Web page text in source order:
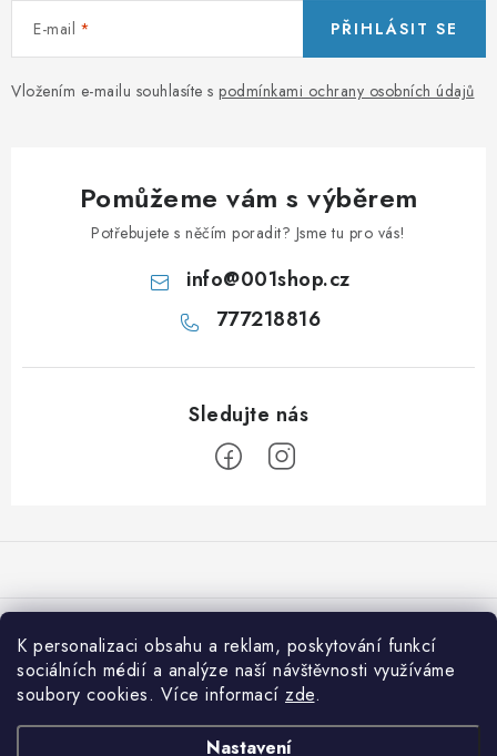
K personalizaci obsahu a reklam, poskytování funkcí
sociálních médií a analýze naší návštěvnosti využíváme
soubory cookies. Více informací zde.
Nastavení
E-mail
Vložením e-mailu souhlasíte s podmínkami ochrany osobních údajů
PŘIHLÁSIT SE
Pomůžeme vám s výběrem
Potřebujete s něčím poradit? Jsme tu pro vás!
info@001shop.cz
777218816
a
Co je nového na 001shop
Shiitake: Královna léčivých hub pro imunitu, srdce i vitalitu